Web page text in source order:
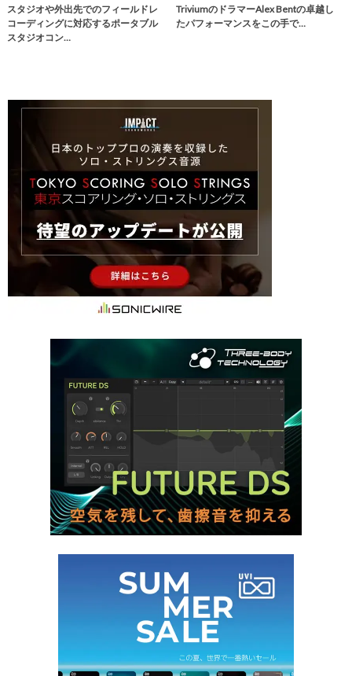
スタジオや外出先でのフィールドレ
コーディングに対応するポータブル
スタジオコン…
TriviumのドラマーAlex Bentの卓越し
たパフォーマンスをこの手で…